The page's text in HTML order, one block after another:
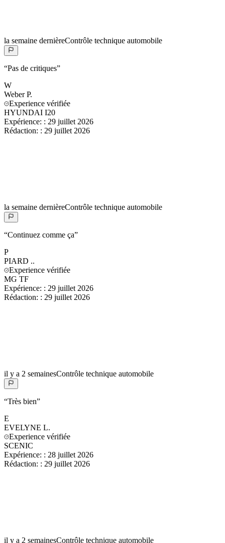
la semaine dernièreContrôle technique automobile
“Pas de critiques”
W
Weber P.
Experience vérifiée
HYUNDAI I20
Expérience: : 29 juillet 2026
Rédaction: : 29 juillet 2026
la semaine dernièreContrôle technique automobile
“Continuez comme ça”
P
PIARD ..
Experience vérifiée
MG TF
Expérience: : 29 juillet 2026
Rédaction: : 29 juillet 2026
il y a 2 semainesContrôle technique automobile
“Très bien”
E
EVELYNE L.
Experience vérifiée
SCENIC
Expérience: : 28 juillet 2026
Rédaction: : 29 juillet 2026
il y a 2 semainesContrôle technique automobile